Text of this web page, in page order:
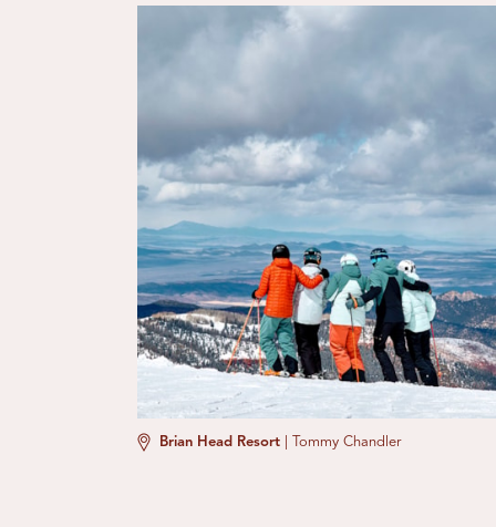
Brian Head Resort Tommy Chandler